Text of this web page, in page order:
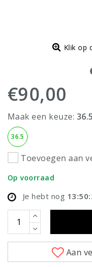
Klik op
€90,00
Maak een keuze: 36.5
36.5
Toevoegen aan
Op voorraad
Je hebt nog
Aan